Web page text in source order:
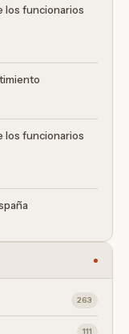
los funcionarios
los funcionarios
263
111